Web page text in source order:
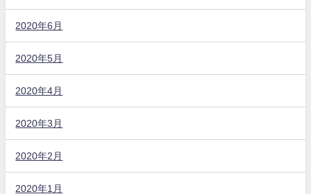
2020年6月
2020年5月
2020年4月
2020年3月
2020年2月
2020年1月